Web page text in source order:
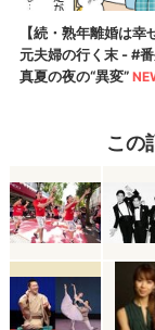
この